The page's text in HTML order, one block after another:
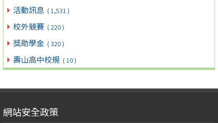
活動訊息 ( 1,531 )
校外競賽 ( 220 )
獎助學金 ( 320 )
壽山高中校規 ( 10 )
網站安全政策